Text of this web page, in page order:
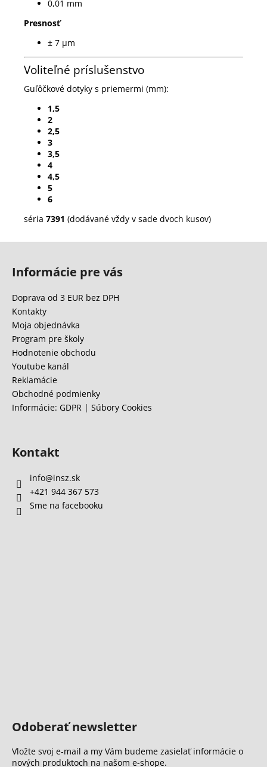
0,01 mm
Presnosť
± 7 µm
Voliteľné príslušenstvo
Guľôčkové dotyky s priemermi (mm):
1,5
2
2,5
3
3,5
4
4,5
5
6
séria 7391 (dodávané vždy v sade dvoch kusov)
Informácie pre vás
Doprava od 3 EUR bez DPH
Kontakty
Moja objednávka
Program pre školy
Hodnotenie obchodu
Youtube kanál
Reklamácie
Obchodné podmienky
Informácie: GDPR | Súbory Cookies
Kontakt
info@insz.sk
+421 944 367 573
Sme na facebooku
Odoberať newsletter
Vložte svoj e-mail a my Vám budeme zasielať informácie o
nových produktoch na našom e-shope.